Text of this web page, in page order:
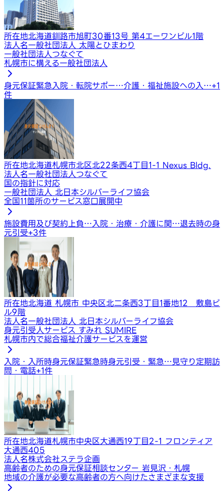
所在地北海道釧路市旭町30番13号 第4エーワンビル1階
法人名一般社団法人 太陽とひまわり
一般社団法人つなぐて
札幌市に構える一般社団法人
身元保証緊急入院・転院サポー…介護・福祉施設への入…+1
件
所在地北海道札幌市北区北22条西4丁目1-1 Nexus Bldg.
法人名一般社団法人つなぐて
国の指針に対応
一般社団法人 北日本シルバーライフ協会
全国11箇所のサービス窓口展開中
施設費用及び契約上負… 入院・治療・介護に関…退去時の身
元引受+3件
所在地北海道 札幌市 中央区北二条西3丁目1番地12 敷島ビ
ル9階
法人名一般社団法人 北日本シルバーライフ協会
身元引受人サービス すみれ SUMIRE
札幌市内で総合福祉介護サービスを運営
入院・入所時身元保証緊急時身元引受・緊急…見守り定期訪
問・電話+1件
所在地北海道札幌市中央区大通西19丁目2-1 フロンティア
大通西405
法人名株式会社ステラ企画
高齢者のための身元保証相談センター 岩見沢・札幌
地域の介護が必要な高齢者の方へ向けたさまざまな支援